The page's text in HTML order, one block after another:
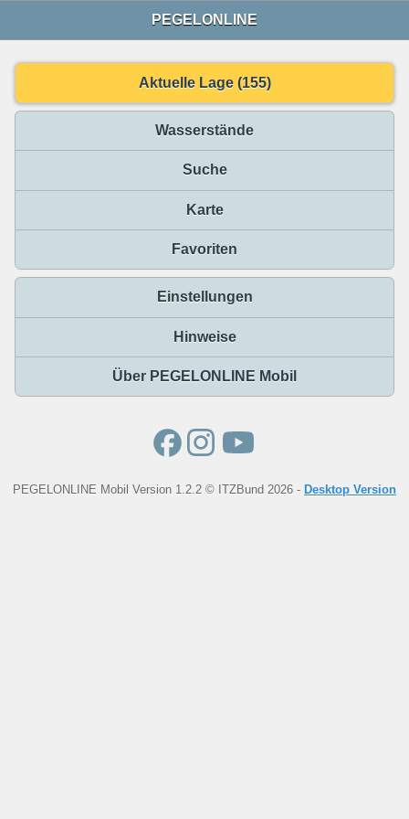
PEGELONLINE
Aktuelle Lage (155)
Wasserstände
Suche
Karte
Favoriten
Einstellungen
Hinweise
Über PEGELONLINE Mobil
PEGELONLINE Mobil Version 1.2.2 © ITZBund 2026 - Desktop Version